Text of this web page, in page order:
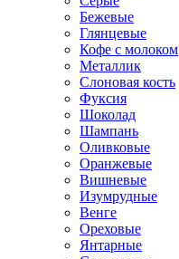
Бежевые
Глянцевые
Кофе с молоком
Металлик
Слоновая кость
Фуксия
Шоколад
Шампань
Оливковые
Оранжевые
Вишневые
Изумрудные
Венге
Ореховые
Янтарные